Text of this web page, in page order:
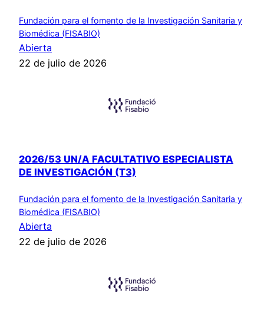
Fundación para el fomento de la Investigación Sanitaria y
Biomédica (FISABIO)
Abierta
22 de julio de 2026
2026/53 UN/A FACULTATIVO ESPECIALISTA
DE INVESTIGACIÓN (T3)
Fundación para el fomento de la Investigación Sanitaria y
Biomédica (FISABIO)
Abierta
22 de julio de 2026